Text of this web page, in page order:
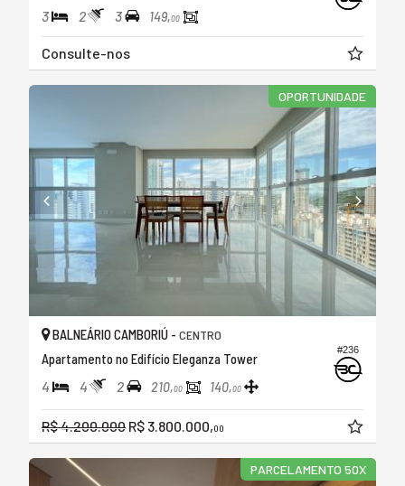
3 2 3 149,00
Consulte-nos
OPORTUNIDADE
#236
BALNEÁRIO CAMBORIÚ - CENTRO
Apartamento no Edifício Eleganza Tower
4 4 2 210,00 140,00
R$ 4.200.000 R$ 3.800.000,00
PARCELAMENTO 50X